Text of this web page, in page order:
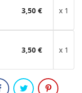
3,50 € x 1
3,50 € x 1